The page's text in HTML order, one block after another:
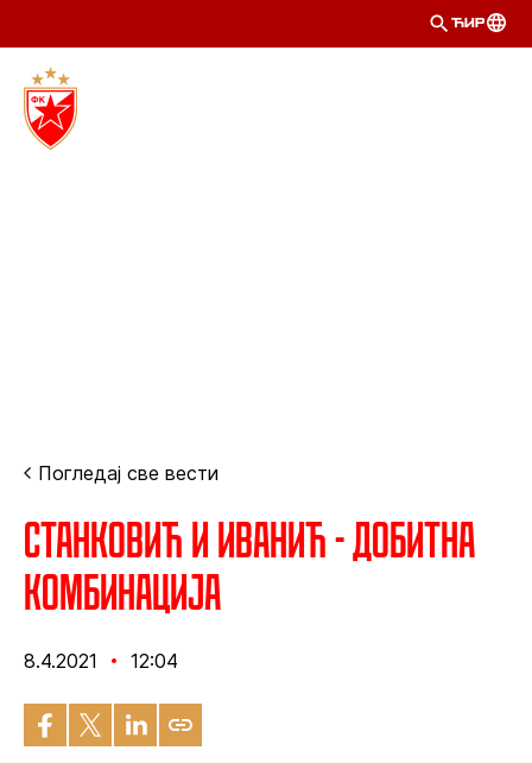
ЋИР
Погледај све вести
Станковић и Иванић - добитна
комбинација
8.4.2021 12:04